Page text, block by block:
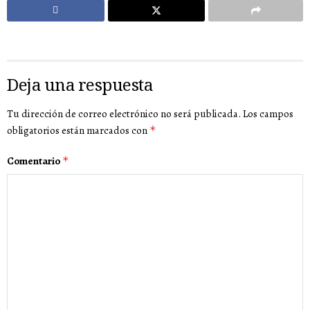
Deja una respuesta
Tu dirección de correo electrónico no será publicada. Los campos
obligatorios están marcados con *
Comentario *